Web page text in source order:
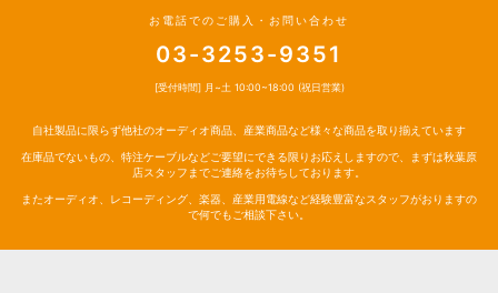
お電話でのご購入・お問い合わせ
03-3253-9351
[受付時間] 月~土 10:00~18:00 (祝日営業)
自社製品に限らず他社のオーディオ商品、産業商品など様々な商品を取り揃えています
在庫品でないもの、特注ケーブルなどご要望にできる限りお応えしますので、まずは秋葉原
店スタッフまでご連絡をお待ちしております。
またオーディオ、レコーディング、楽器、産業用電線など経験豊富なスタッフがおりますの
で何でもご相談下さい。